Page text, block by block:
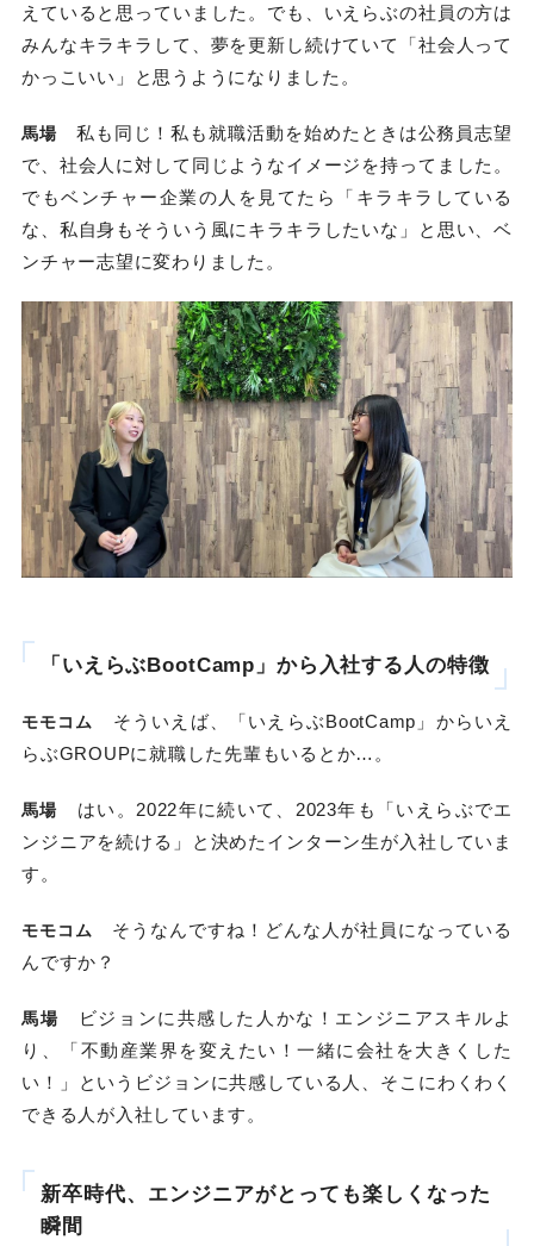
えていると思っていました。でも、いえらぶの社員の方は
みんなキラキラして、夢を更新し続けていて「社会人って
かっこいい」と思うようになりました。
馬場私も同じ！私も就職活動を始めたときは公務員志望
で、社会人に対して同じようなイメージを持ってました。
でもベンチャー企業の人を見てたら「キラキラしている
な、私自身もそういう風にキラキラしたいな」と思い、ベ
ンチャー志望に変わりました。
「いえらぶBootCamp」から入社する人の特徴
モモコム
そういえば、「いえらぶBootCamp」からいえ
らぶGROUPに就職した先輩もいるとか…。
馬場 はい。2022年に続いて、2023年も「いえらぶでエ
ンジニアを続ける」と決めたインターン生が入社していま
す。
モモコム
そうなんですね！どんな人が社員になっている
んですか？
馬場 ビジョンに共感した人かな！エンジニアスキルよ
り、「不動産業界を変えたい！一緒に会社を大きくした
い！」というビジョンに共感している人、そこにわくわく
できる人が入社しています。
新卒時代、エンジニアがとっても楽しくなった
瞬間